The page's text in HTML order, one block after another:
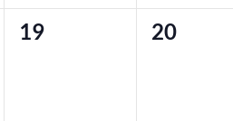
0
19
0
20